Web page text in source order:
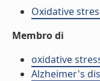
Oxidative
Membro di
oxidative
Alzheimer's